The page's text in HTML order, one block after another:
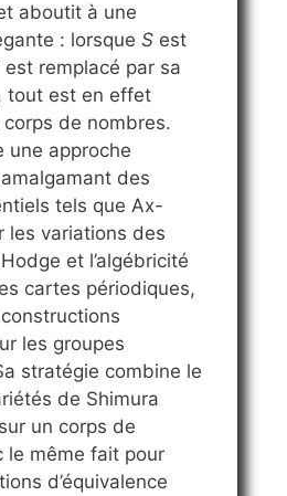
aboutit à une
: lorsque S est
est remplacé par sa
tout est en effet
de nombres.
une approche
des
tels que Ax-
les variations des
et l’algébricité
cartes périodiques,
les groupes
stratégie combine le
de Shimura
un corps de
le même fait pour
d’équivalence